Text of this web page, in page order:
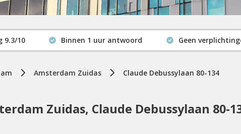
9.3/10 Binnen 1 uur antwoord
Geen
Amsterdam Zuidas Claude Debussylaan 80-134
Zuidas, Claude Debussylaan 80-